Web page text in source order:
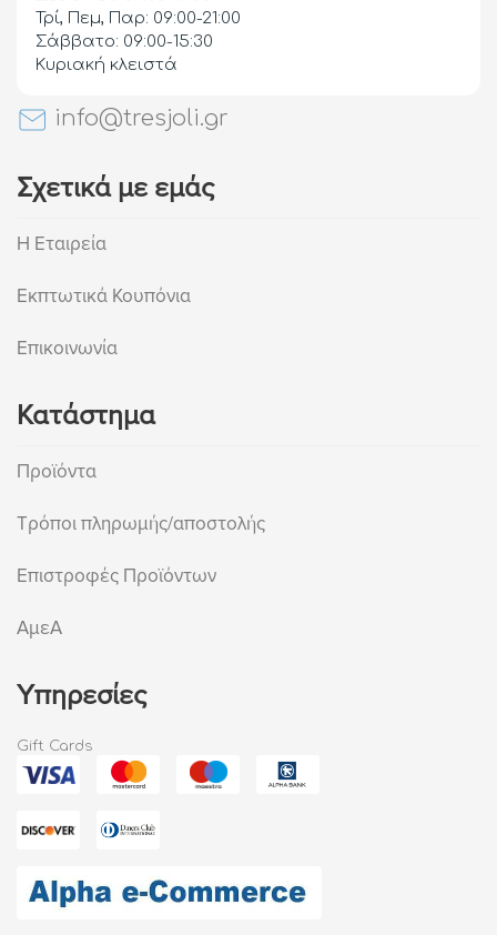
Τρί, Πεμ, Παρ: 09:00-21:00
Σάββατο: 09:00-15:30
Κυριακή κλειστά
info@tresjoli.gr
Σχετικά με εμάς
Η Εταιρεία
Εκπτωτικά Κουπόνια
Επικοινωνία
Κατάστημα
Προϊόντα
Τρόποι πληρωμής/αποστολής
Επιστροφές Προϊόντων
ΑμεΑ
Υπηρεσίες
Gift Cards